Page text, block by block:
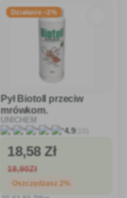
Działanie −2%
Pył Biotoll przeciw
mrówkom.
UNICHEM
4.9(10)
18,58 Zł
18,90Zł
Oszczędzasz 2%